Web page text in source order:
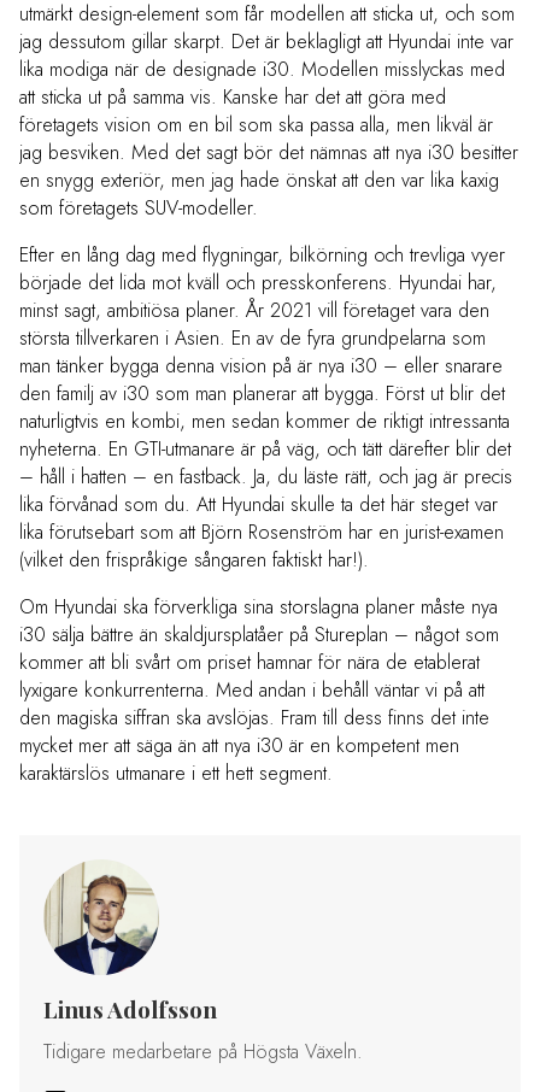
utmärkt design-element som får modellen att sticka ut, och som
jag dessutom gillar skarpt. Det är beklagligt att Hyundai inte var
lika modiga när de designade i30. Modellen misslyckas med
att sticka ut på samma vis. Kanske har det att göra med
företagets vision om en bil som ska passa alla, men likväl är
jag besviken. Med det sagt bör det nämnas att nya i30 besitter
en snygg exteriör, men jag hade önskat att den var lika kaxig
som företagets SUV-modeller.
Efter en lång dag med flygningar, bilkörning och trevliga vyer
började det lida mot kväll och presskonferens. Hyundai har,
minst sagt, ambitiösa planer. År 2021 vill företaget vara den
största tillverkaren i Asien. En av de fyra grundpelarna som
man tänker bygga denna vision på är nya i30 – eller snarare
den familj av i30 som man planerar att bygga. Först ut blir det
naturligtvis en kombi, men sedan kommer de riktigt intressanta
nyheterna. En GTI-utmanare är på väg, och tätt därefter blir det
– håll i hatten – en fastback. Ja, du läste rätt, och jag är precis
lika förvånad som du. Att Hyundai skulle ta det här steget var
lika förutsebart som att Björn Rosenström har en jurist-examen
(vilket den frispråkige sångaren faktiskt har!).
Om Hyundai ska förverkliga sina storslagna planer måste nya
i30 sälja bättre än skaldjursplatåer på Stureplan – något som
kommer att bli svårt om priset hamnar för nära de etablerat
lyxigare konkurrenterna. Med andan i behåll väntar vi på att
den magiska siffran ska avslöjas. Fram till dess finns det inte
mycket mer att säga än att nya i30 är en kompetent men
karaktärslös utmanare i ett hett segment.
Linus Adolfsson
Tidigare medarbetare på Högsta Växeln.